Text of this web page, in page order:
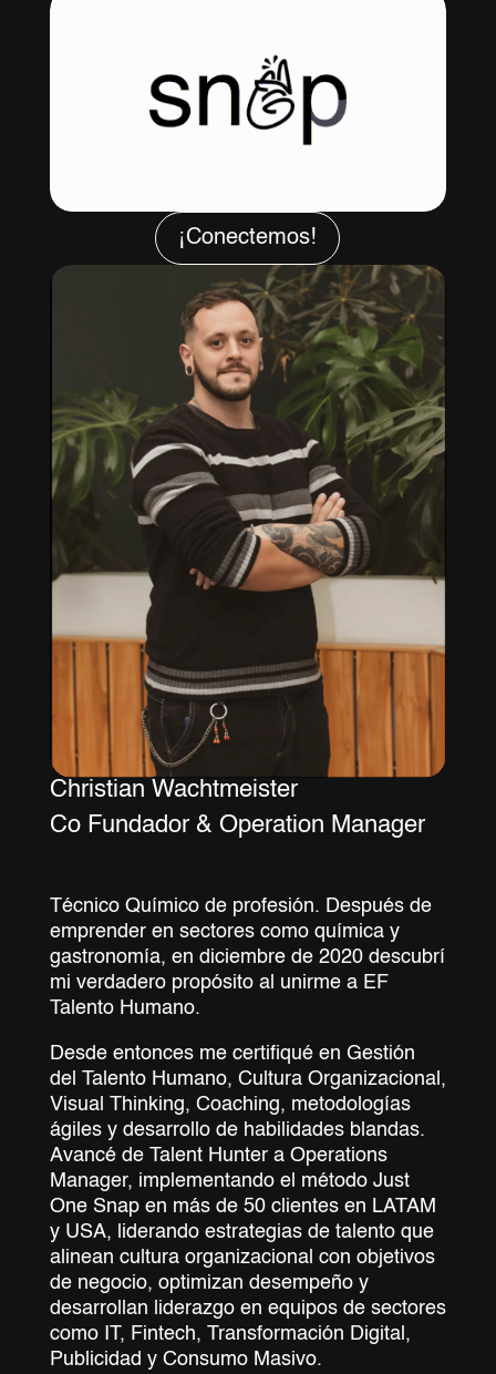
¡Conectemos!
Christian Wachtmeister
Co Fundador & Operation Manager
Técnico Químico de profesión. Después de
emprender en sectores como química y
gastronomía, en diciembre de 2020 descubrí
mi verdadero propósito al unirme a EF
Talento Humano.
Desde entonces me certifiqué en Gestión
del Talento Humano, Cultura Organizacional,
Visual Thinking, Coaching, metodologías
ágiles y desarrollo de habilidades blandas.
Avancé de Talent Hunter a Operations
Manager, implementando el método Just
One Snap en más de 50 clientes en LATAM
y USA, liderando estrategias de talento que
alinean cultura organizacional con objetivos
de negocio, optimizan desempeño y
desarrollan liderazgo en equipos de sectores
como IT, Fintech, Transformación Digital,
Publicidad y Consumo Masivo.